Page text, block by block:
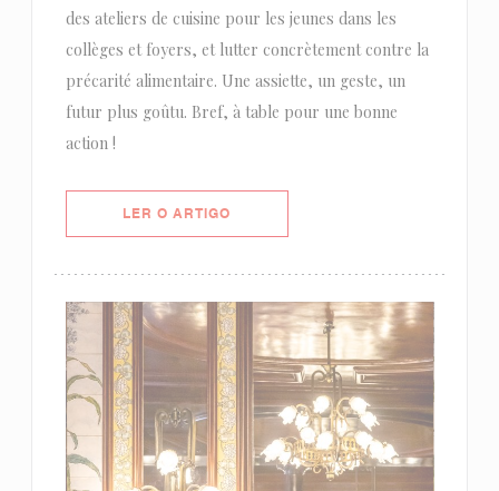
des ateliers de cuisine pour les jeunes dans les
collèges et foyers, et lutter concrètement contre la
précarité alimentaire. Une assiette, un geste, un
futur plus goûtu. Bref, à table pour une bonne
action !
LER O ARTIGO